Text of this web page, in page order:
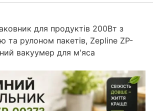
для продуктів 200Вт з
та рулоном пакетів, Zepline ZP-
вакуумер для м'яса